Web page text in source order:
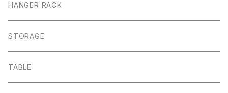
HANGER RACK
STORAGE
TABLE